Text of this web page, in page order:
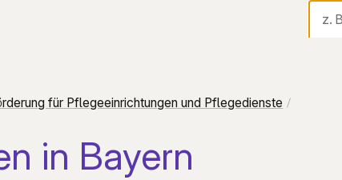
für Pflegeeinrichtungen und Pflegedienste
in Bayern